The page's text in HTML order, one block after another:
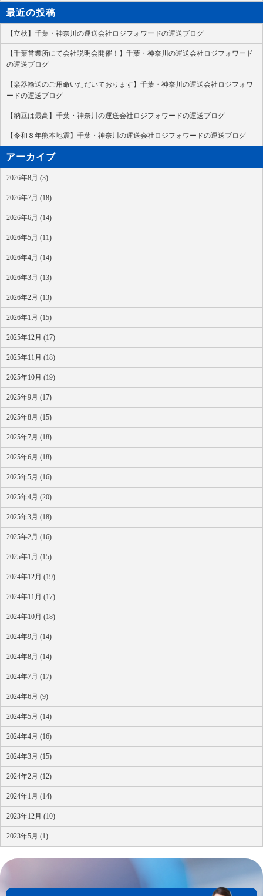
最近の投稿
【立秋】千葉・神奈川の運送会社ロジフォワードの運送ブログ
【千葉営業所にて会社説明会開催！】千葉・神奈川の運送会社ロジフォワード
の運送ブログ
【楽器輸送のご用命いただいております】千葉・神奈川の運送会社ロジフォワ
ードの運送ブログ
【納豆は最高】千葉・神奈川の運送会社ロジフォワードの運送ブログ
【令和８年熊本地震】千葉・神奈川の運送会社ロジフォワードの運送ブログ
アーカイブ
2026年8月 (3)
2026年7月 (18)
2026年6月 (14)
2026年5月 (11)
2026年4月 (14)
2026年3月 (13)
2026年2月 (13)
2026年1月 (15)
2025年12月 (17)
2025年11月 (18)
2025年10月 (19)
2025年9月 (17)
2025年8月 (15)
2025年7月 (18)
2025年6月 (18)
2025年5月 (16)
2025年4月 (20)
2025年3月 (18)
2025年2月 (16)
2025年1月 (15)
2024年12月 (19)
2024年11月 (17)
2024年10月 (18)
2024年9月 (14)
2024年8月 (14)
2024年7月 (17)
2024年6月 (9)
2024年5月 (14)
2024年4月 (16)
2024年3月 (15)
2024年2月 (12)
2024年1月 (14)
2023年12月 (10)
2023年5月 (1)